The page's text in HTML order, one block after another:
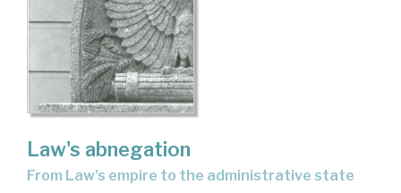
Law's abnegation
from Law's empire to the administrative state